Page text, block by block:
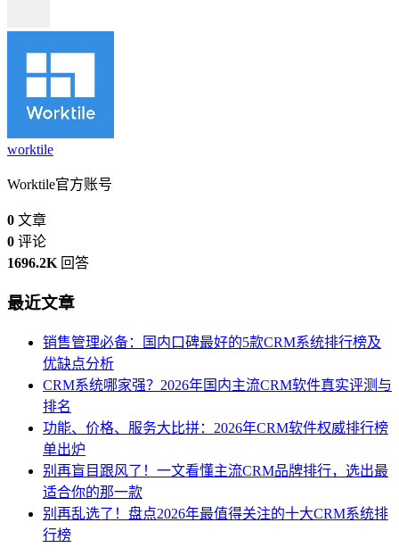
worktile
Worktile官方账号
0 文章
0 评论
1696.2K 回答
最近文章
销售管理必备：国内口碑最好的5款CRM系统排行榜及
优缺点分析
CRM系统哪家强？2026年国内主流CRM软件真实评测与
排名
功能、价格、服务大比拼：2026年CRM软件权威排行榜
单出炉
别再盲目跟风了！一文看懂主流CRM品牌排行，选出最
适合你的那一款
别再乱选了！盘点2026年最值得关注的十大CRM系统排
行榜